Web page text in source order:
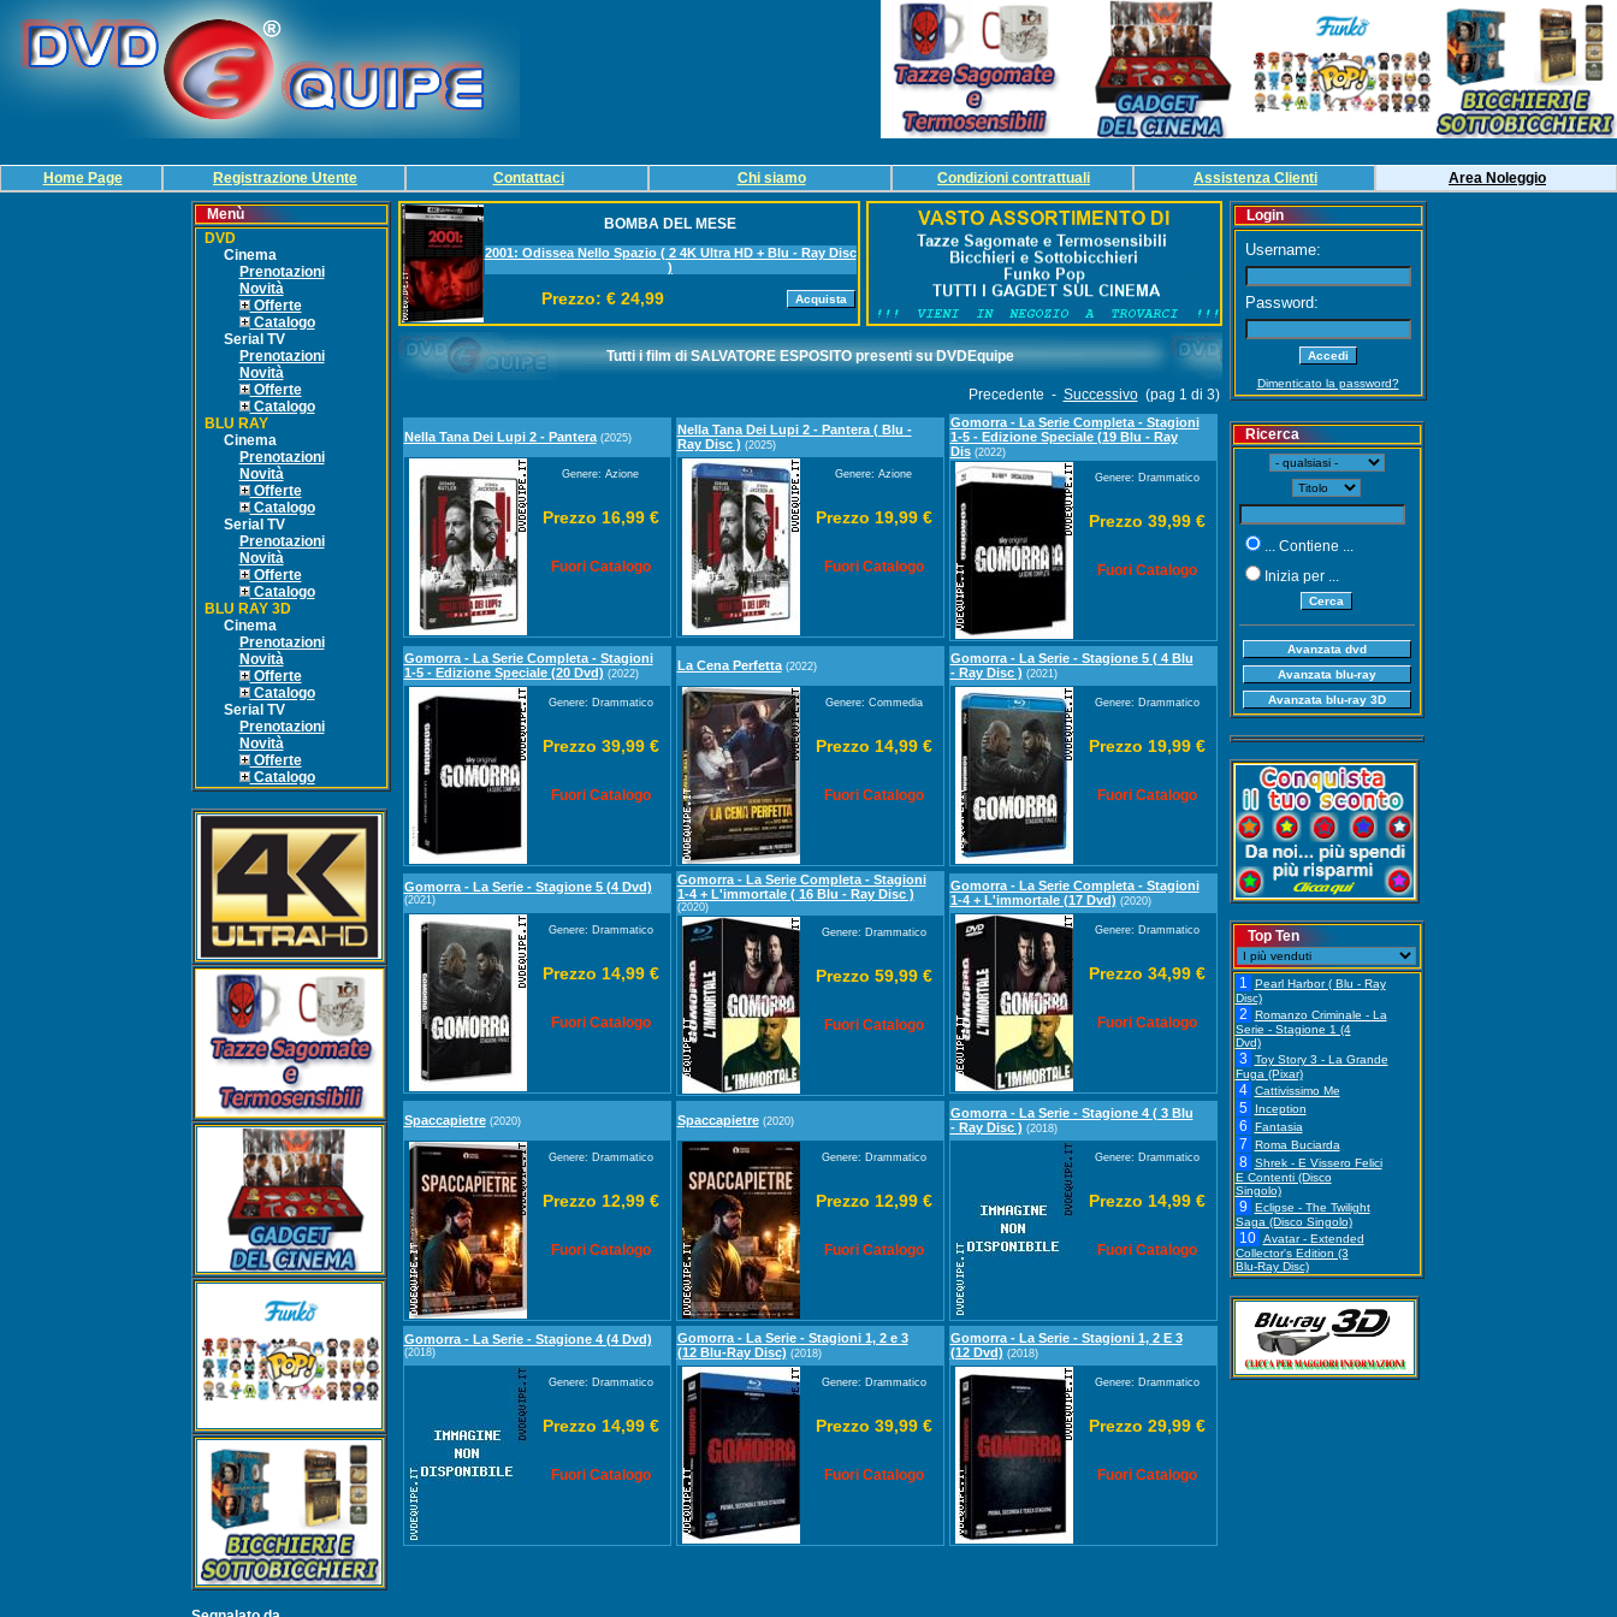
Home Page Registrazione Utente Contattaci Chi siamo Condizioni contrattuali Assistenza Clienti Area Noleggio
Menù
DVD
Cinema
Prenotazioni
Novità
Offerte
Catalogo
Serial TV
Prenotazioni
Novità
Offerte
Catalogo
BLU RAY
Cinema
Prenotazioni
Novità
Offerte
Catalogo
Serial TV
Prenotazioni
Novità
Offerte
Catalogo
BLU RAY 3D
Cinema
Prenotazioni
Novità
Offerte
Catalogo
Serial TV
Prenotazioni
Novità
Offerte
Catalogo
BOMBA DEL MESE
2001: Odissea Nello Spazio ( 2 4K Ultra HD + Blu - Ray Disc
)
Prezzo: € 24,99
Tutti i film diSALVATORE ESPOSITOpresenti su DVDEquipe
Precedente - Successivo(pag 1 di 3)
Nella Tana Dei Lupi 2 - Pantera(2025)
Genere: Azione
Prezzo 16,99 €
Fuori Catalogo
Nella Tana Dei Lupi 2 - Pantera ( Blu -
Ray Disc ) (2025)
Genere: Azione
Prezzo 19,99 €
Fuori Catalogo
Gomorra - La Serie Completa - Stagioni
1-5 - Edizione Speciale (19 Blu - Ray
Dis(2022)
Genere: Drammatico
Prezzo 39,99 €
Fuori Catalogo
Gomorra - La Serie Completa - Stagioni
1-5 - Edizione Speciale (20 Dvd) (2022)
Genere: Drammatico
Prezzo 39,99 €
Fuori Catalogo
La Cena Perfetta(2022)
Genere: Commedia
Prezzo 14,99 €
Fuori Catalogo
Gomorra - La Serie - Stagione 5 ( 4 Blu
- Ray Disc ) (2021)
Genere: Drammatico
Prezzo 19,99 €
Fuori Catalogo
Gomorra - La Serie - Stagione 5 (4 Dvd)
(2021)
Genere: Drammatico
Prezzo 14,99 €
Fuori Catalogo
Gomorra - La Serie Completa - Stagioni
1-4 + L'immortale ( 16 Blu - Ray Disc )
(2020)
Genere: Drammatico
Prezzo 59,99 €
Fuori Catalogo
Gomorra - La Serie Completa - Stagioni
1-4 + L'immortale (17 Dvd) (2020)
Genere: Drammatico
Prezzo 34,99 €
Fuori Catalogo
Spaccapietre(2020)
Genere: Drammatico
Prezzo 12,99 €
Fuori Catalogo
Spaccapietre(2020)
Genere: Drammatico
Prezzo 12,99 €
Fuori Catalogo
Gomorra - La Serie - Stagione 4 ( 3 Blu
- Ray Disc ) (2018)
Genere: Drammatico
Prezzo 14,99 €
Fuori Catalogo
Gomorra - La Serie - Stagione 4 (4 Dvd)
(2018)
Genere: Drammatico
Prezzo 14,99 €
Fuori Catalogo
Gomorra - La Serie - Stagioni 1, 2 e 3
(12 Blu-Ray Disc) (2018)
Genere: Drammatico
Prezzo 39,99 €
Fuori Catalogo
Gomorra - La Serie - Stagioni 1, 2 E 3
(12 Dvd) (2018)
Genere: Drammatico
Prezzo 29,99 €
Fuori Catalogo
Login
Username:
Password:
Dimenticato la password?
Ricerca
... Contiene ...
Inizia per ...
Top Ten
1
Pearl Harbor ( Blu - Ray
Disc)
2
Romanzo Criminale - La
Serie - Stagione 1 (4
Dvd)
3 Toy Story 3 - La Grande
Fuga (Pixar)
4 Cattivissimo Me
5 Inception
6 Fantasia
7 Roma Buciarda
8 Shrek - E Vissero Felici
E Contenti (Disco
Singolo)
9 Eclipse - The Twilight
Saga (Disco Singolo)
10 Avatar - Extended
Collector's Edition (3
Blu-Ray Disc)